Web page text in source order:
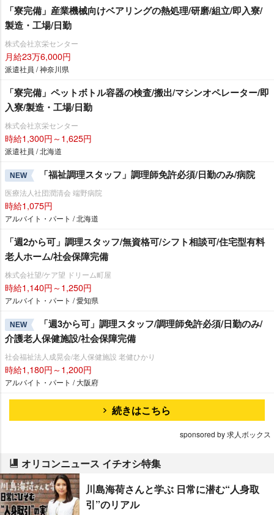
「寮完備」産業機械向けベアリングの熱処理/研磨/組立/即入寮/
製造・工場/日勤
株式会社京栄センター
月給23万6,000円
派遣社員 / 神奈川県
「寮完備」ペットボトル容器の検査/搬出/マシンオペレーター/即
入寮/製造・工場/日勤
株式会社京栄センター
時給1,300円～1,625円
派遣社員 / 北海道
NEW 「福祉調理スタッフ」調理師免許必須/日勤のみ/病院
医療法人社団潤清会 端野病院
時給1,075円
アルバイト・パート / 北海道
「週2から可」調理スタッフ/無資格可/シフト相談可/住宅型有料
老人ホーム/社会保障完備
株式会社望/ケア望 ドリーム町屋
時給1,140円～1,250円
アルバイト・パート / 愛知県
NEW
「週3から可」調理スタッフ/調理師免許必須/日勤のみ/
介護老人保健施設/社会保障完備
社会福祉法人成晃会/老人保健施設 老健ひかり
時給1,180円～1,200円
アルバイト・パート / 大阪府
続きはこちら
sponsored by 求人ボックス
オリコンニュース イチオシ特集
川島海荷さんと学ぶ 日常に潜む“人身取
引”のリアル